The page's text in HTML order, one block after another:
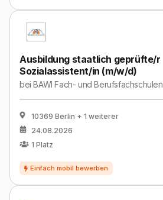
Ausbildung staatlich geprüfte/r
Sozialassistent/in (m/w/d)
beiBAWI Fach- und Berufsfachschulen
10369 Berlin + 1 weiterer
24.08.2026
1 Platz